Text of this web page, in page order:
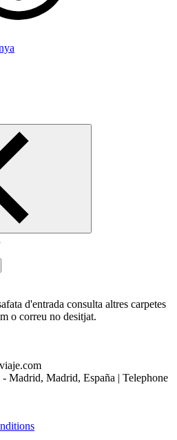
d'entrada consulta altres carpetes
o correu no desitjat.
Madrid, Madrid, España | Telephone